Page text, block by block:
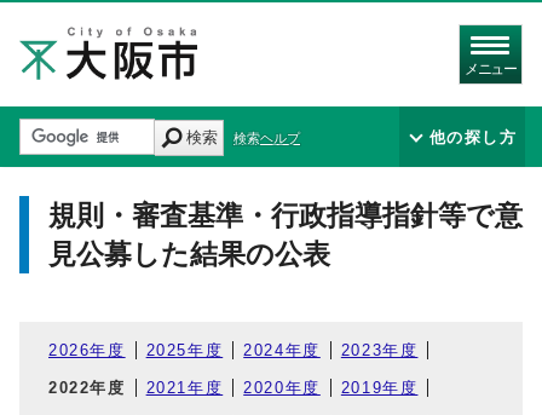
メニュー
検索 検索ヘルプ 他の探し方
規則・審査基準・行政指導指針等で意
見公募した結果の公表
2026年度 2025年度 2024年度 2023年度
2022年度 2021年度 2020年度 2019年度